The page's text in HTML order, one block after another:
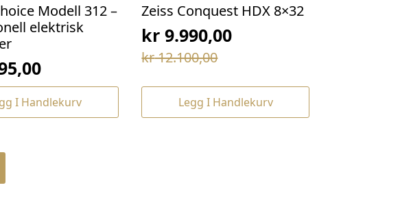
Modell 312 –
elektrisk
I Handlekurv
Zeiss Conquest HDX 8×32
kr12.100,00
Opprinnelig
var:
kr 12.100,00.
kr 9.990,00
Nåværende
er:
kr 9.990,00.
Legg I Handlekurv